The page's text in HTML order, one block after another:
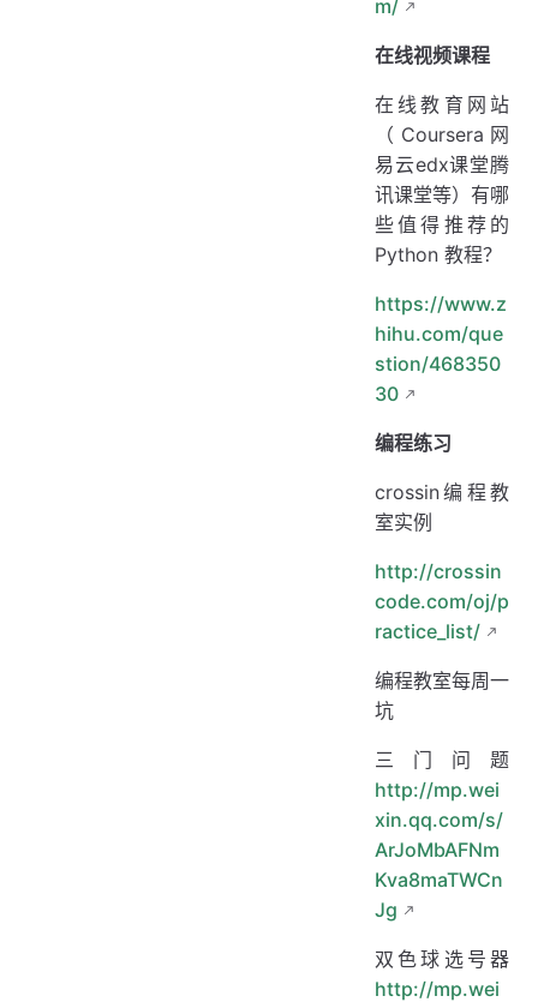
m/
在线视频课程
在线教育网站
（Coursera网
易云edx课堂腾
讯课堂等）有哪
些值得推荐的
Python 教程？
https://www.z
hihu.com/que
stion/468350
30
编程练习
crossin编程教
室实例
http://crossin
code.com/oj/p
ractice_list/
编程教室每周一
坑
三门问题
http://mp.wei
xin.qq.com/s/
ArJoMbAFNm
Kva8maTWCn
Jg
双色球选号器
http://mp.wei